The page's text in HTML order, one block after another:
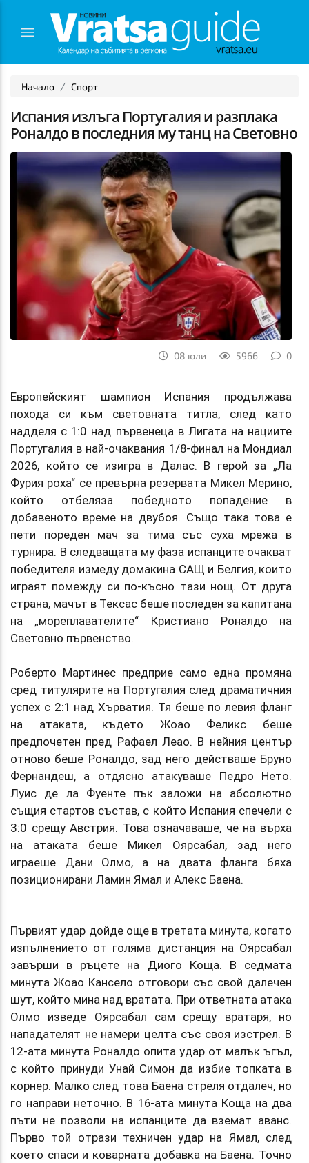
Начало Спорт
Испания излъга Португалия и разплака
Роналдо в последния му танц на Световно
08 юли 5966 0
Европейският шампион Испания продължава
похода си към световната титла, след като
надделя с 1:0 над първенеца в Лигата на нациите
Португалия в най-очаквания 1/8-финал на Мондиал
2026, който се изигра в Далас. В герой за „Ла
Фурия роха“ се превърна резервата Микел Мерино,
който отбеляза победното попадение в
добавеното време на двубоя. Също така това е
пети пореден мач за тима със суха мрежа в
турнира. В следващата му фаза испанците очакват
победителя измеду домакина САЩ и Белгия, които
играят помежду си по-късно тази нощ. От друга
страна, мачът в Тексас беше последен за капитана
на „мореплавателите“ Кристиано Роналдо на
Световно първенство.
Роберто Мартинес предприе само една промяна
сред титулярите на Португалия след драматичния
успех с 2:1 над Хърватия. Тя беше по левия фланг
на атаката, където Жоао Феликс беше
предпочетен пред Рафаел Леао. В нейния център
отново беше Роналдо, зад него действаше Бруно
Фернандеш, а отдясно атакуваше Педро Нето.
Луис де ла Фуенте пък заложи на абсолютно
същия стартов състав, с който Испания спечели с
3:0 срещу Австрия. Това означаваше, че на върха
на атаката беше Микел Оярсабал, зад него
играеше Дани Олмо, а на двата фланга бяха
позиционирани Ламин Ямал и Алекс Баена.
Първият удар дойде още в третата минута, когато
изпълнението от голяма дистанция на Оярсабал
завърши в ръцете на Диого Коща. В седмата
минута Жоао Кансело отговори със свой далечен
шут, който мина над вратата. При ответната атака
Олмо изведе Оярсабал сам срещу вратаря, но
нападателят не намери целта със своя изстрел. В
12-ата минута Роналдо опита удар от малък ъгъл,
с който принуди Унай Симон да избие топката в
корнер. Малко след това Баена стреля отдалеч, но
го направи неточно. В 16-ата минута Коща на два
пъти не позволи на испанците да вземат аванс.
Първо той отрази техничен удар на Ямал, след
което спаси и коварната добавка на Баена. Точно